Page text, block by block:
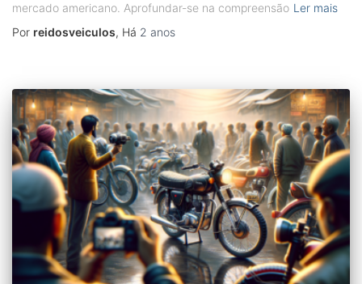
mercado americano. Aprofundar-se na compreensão Ler mais
Por reidosveiculos, Há 2 anos